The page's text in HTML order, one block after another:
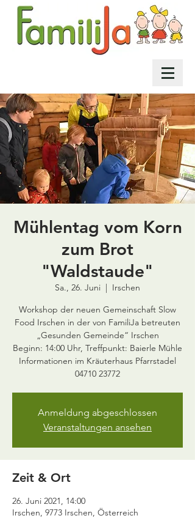
Mühlentag vom Korn
zum Brot
"Waldstaude"
Sa., 26. Juni
  |
Irschen
Workshop der neuen Gemeinschaft Slow
Food Irschen in der von FamiliJa betreuten
„Gesunden Gemeinde“ Irschen
Beginn: 14:00 Uhr, Treffpunkt: Baierle Mühle
Informationen im Kräuterhaus Pfarrstadel
Anmeldung abgeschlossen
Veranstaltungen ansehen
Zeit & Ort
26. Juni 2021, 14:00
Irschen, 9773 Irschen, Österreich